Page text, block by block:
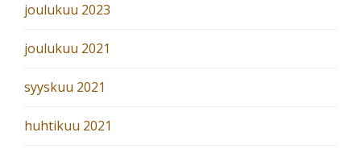
joulukuu 2023
joulukuu 2021
syyskuu 2021
huhtikuu 2021